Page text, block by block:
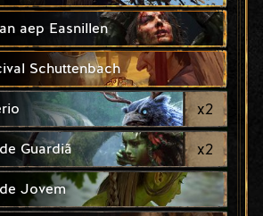
aep Easnillen
Schuttenbach
x2
Guardiã x2
Jovem